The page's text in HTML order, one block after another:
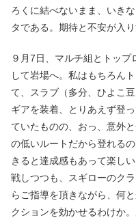
ろくに結べないまま、いき
タである。期待と不安が入
９月7日、マルチ組とトッ
して岩場へ。私はもちろん
て、スラブ（多分、ひよこ
ギアを装着、とりあえず登
ていたものの、おっ、意外
の低いルートだから登れる
きると達成感もあって楽し
戦しつつも、スギローのク
らご指導を頂きながら、何
クションを効かせるわけか